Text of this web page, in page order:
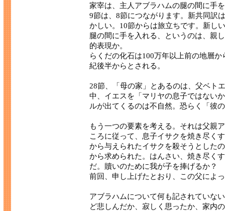
家宰は、主人アブラハムの腿の間に手
9節は、8節につながります。新共同訳
かしい。10節からは旅立ちです。新し
腿の間に手を入れる、というのは、親
的表現か。
らくだの化石は100万年以上前の地層
紀後半からとされる。
28節、「母の家」とあるのは、父ベト
中、イエスを「マリヤの息子ではない
ルが出てくるのは不自然。恐らく「彼
もう一つの要素を考える。それは父親
ころに従って、息子イサクを焼き尽く
から与えられたイサクを殺そうとした
から求められた。はんさい、焼き尽く
だ。贖いのために我が子を捧げるか？
前回、申し上げたとおり、この父によ
アブラハムについて何も記されていな
ど悲しんだか、寂しく思ったか、家内